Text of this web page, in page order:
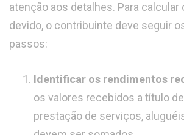
atenção aos detalhes. Para calcular
devido, o contribuinte deve seguir
passos:
Identificar os rendimentos
os valores recebidos a título
prestação de serviços,